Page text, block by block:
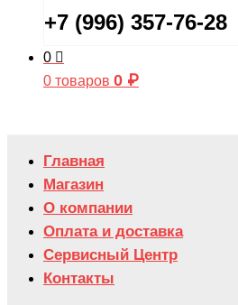
+7 (996) 357-76-28
0
0 товаров 0 ₽
Главная
Магазин
О компании
Оплата и доставка
Сервисный Центр
Контакты